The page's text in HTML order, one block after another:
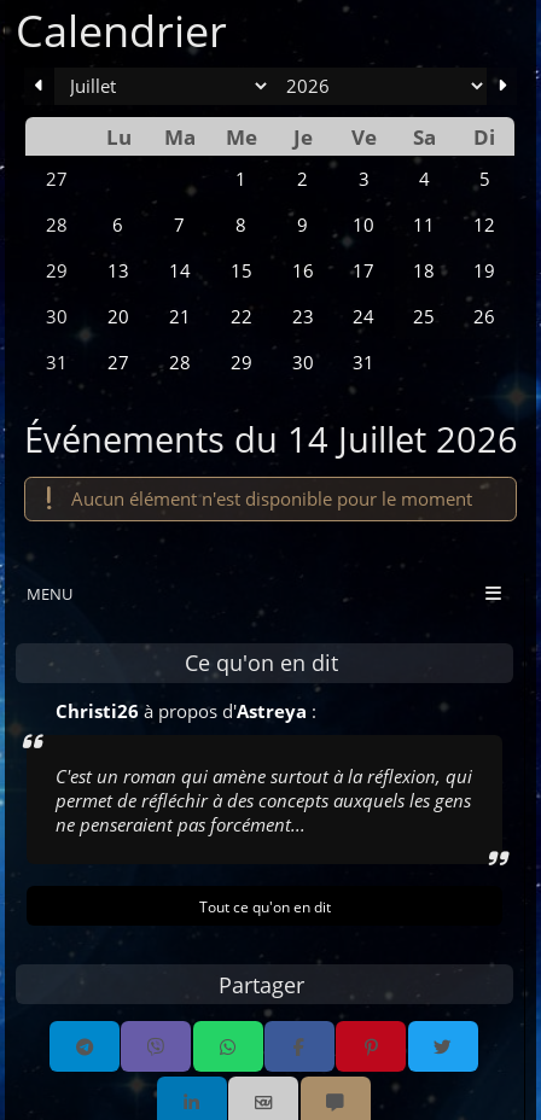
MENU
Ce qu'on en dit
Christi26 à propos d'Astreya :
C'est un roman qui amène surtout à la réflexion, qui
permet de réfléchir à des concepts auxquels les gens
ne penseraient pas forcément...
Tout ce qu'on en dit
Partager
Partager par emailPartager par sms
Calendrier
mois
Se Lu Ma Me Je Ve Sa Di
27 1 2 3 4
5
28
6 7 8 9 10 11
12
29
13 14 15 16 17 18
19
30
20 21 22 23 24 25
26
31
27 28 29 30 31
Événements du 14 Juillet 2026
Aucun élément n'est disponible pour le moment